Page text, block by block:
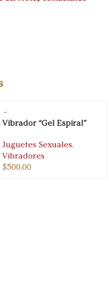
Vibrador “Gel Espiral”
Juguetes Sexuales,
Vibradores
$500.00